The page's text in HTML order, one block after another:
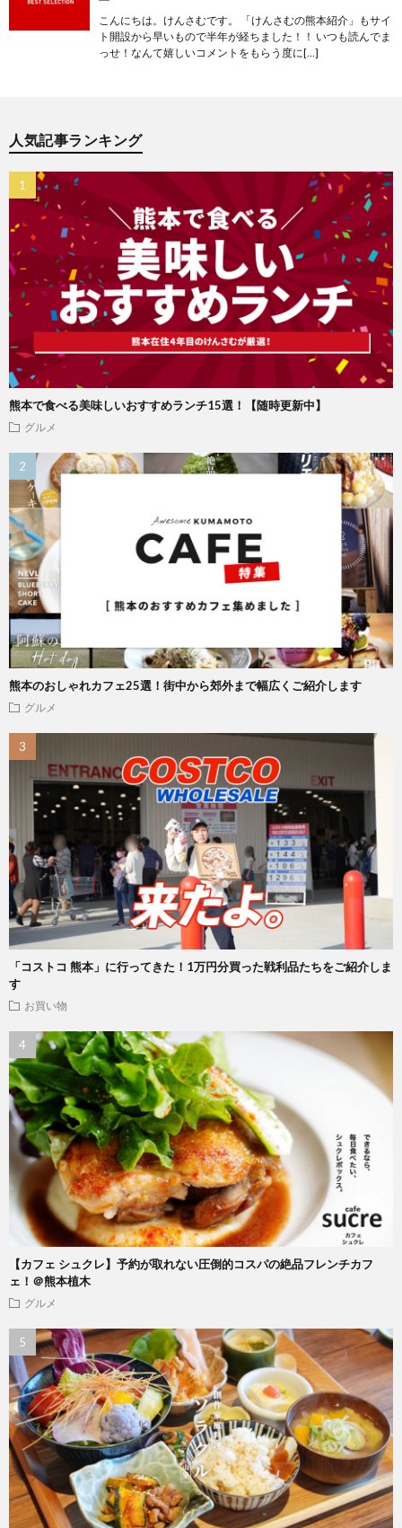
こんにちは。けんさむです。 「けんさむの熊本紹介」もサイ
ト開設から早いもので半年が経ちました！！ いつも読んでま
っせ！なんて嬉しいコメントをもらう度に[…]
人気記事ランキング
熊本で食べる美味しいおすすめランチ15選！【随時更新中】
グルメ
熊本のおしゃれカフェ25選！街中から郊外まで幅広くご紹介します
グルメ
「コストコ 熊本」に行ってきた！1万円分買った戦利品たちをご紹介しま
す
お買い物
【カフェ シュクレ】予約が取れない圧倒的コスパの絶品フレンチカフ
ェ！＠熊本植木
グルメ